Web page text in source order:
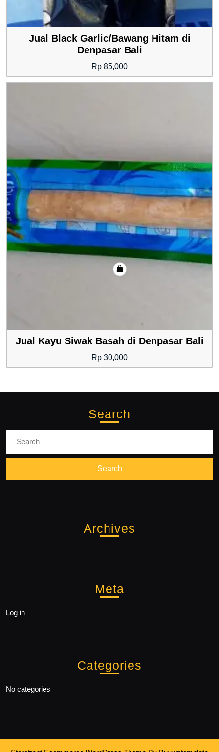
Jual Black Garlic/Bawang Hitam di
Denpasar Bali
Rp 85,000
Jual Kayu Siwak Basah di Denpasar Bali
Rp 30,000
Search
Archives
Meta
Log in
Categories
No categories